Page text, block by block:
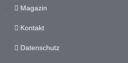
Magazin
Kontakt
Datenschutz